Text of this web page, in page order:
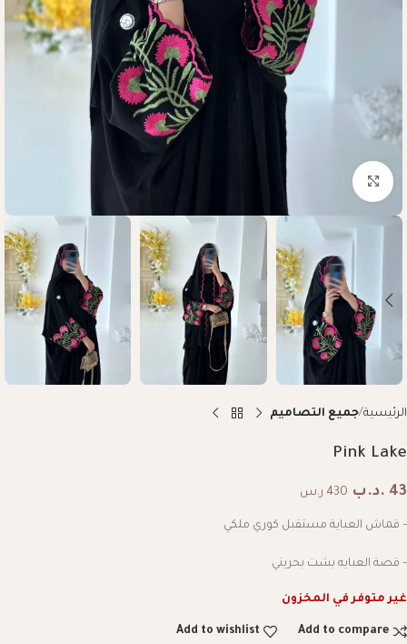
Click to enlarge
الرئيسية جميع التصاميم
Pink Lake
43 .د.ب 430 ر.س
– قماش العباية مستقبل كوري ملكي
– قصة العبايه بشت بحريني
غير متوفر في المخزون
Add to compare
Add to wishlist